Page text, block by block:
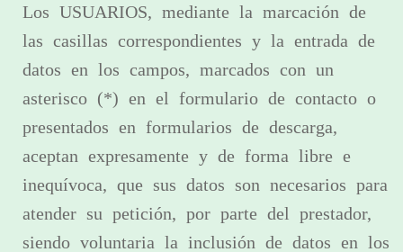
Los USUARIOS, mediante la marcación de
las casillas correspondientes y la entrada de
datos en los campos, marcados con un
asterisco (*) en el formulario de contacto o
presentados en formularios de descarga,
aceptan expresamente y de forma libre e
inequívoca, que sus datos son necesarios para
atender su petición, por parte del prestador,
siendo voluntaria la inclusión de datos en los